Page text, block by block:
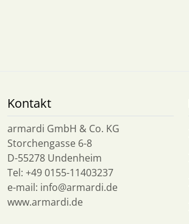
Kontakt
armardi GmbH & Co. KG
Storchengasse 6-8
D-55278 Undenheim
Tel: +49 0155-11403237
e-mail: info@armardi.de
www.armardi.de